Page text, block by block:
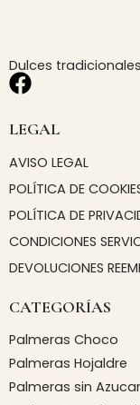
Dulces
F
c
b
o
o
k
LEGAL
AVISO LEGAL
POLÍTICA DE
POLÍTICA DE
CONDICIONES
DEVOLUCIONES
CATEGORÍAS
Palmeras Choco
Palmeras Hojaldre
Palmeras sin Azucar